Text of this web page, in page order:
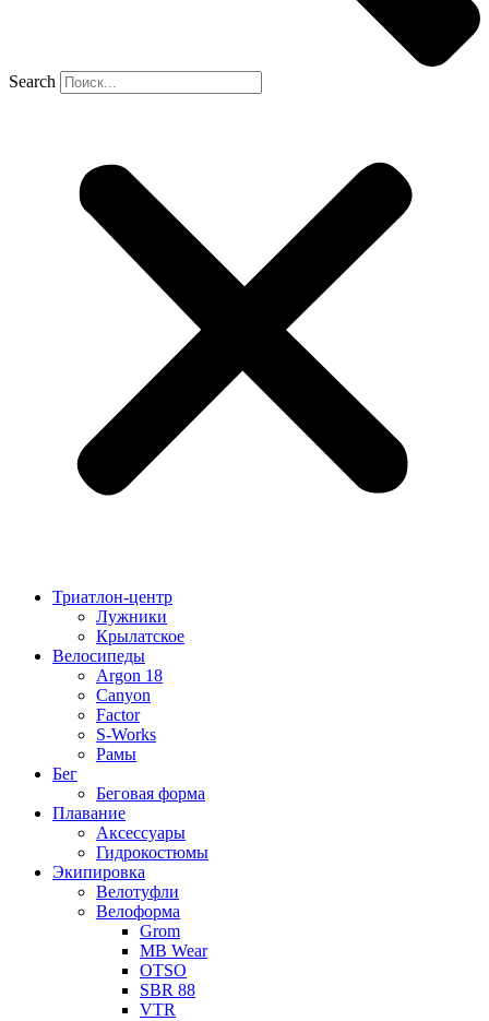
Search
Триатлон-центр
Лужники
Крылатское
Велосипеды
Argon 18
Canyon
Factor
S-Works
Рамы
Бег
Беговая форма
Плавание
Аксессуары
Гидрокостюмы
Экипировка
Велотуфли
Велоформа
Grom
MB Wear
OTSO
SBR 88
VTR